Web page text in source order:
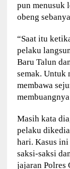
pun menusuk
obeng
“Saat itu
pelaku
Baru Talun
semak. Untuk
membawa
Masih kata
pelaku
hari. Kasus ini
saksi-saksi
jajaran Polres